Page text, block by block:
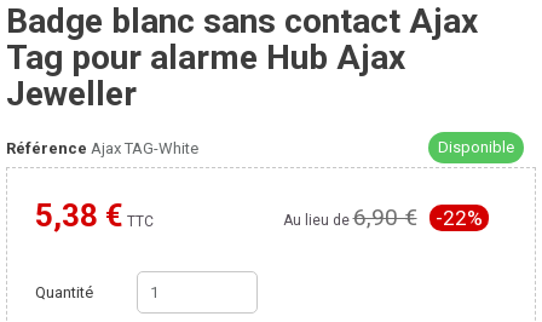
Badge blanc sans contact Ajax
Tag pour alarme Hub Ajax
Jeweller
Référence Ajax TAG-White Disponible
5,38 € TTC
Moins cher ailleurs ? Au lieu de6,90 € -22%
Quantité